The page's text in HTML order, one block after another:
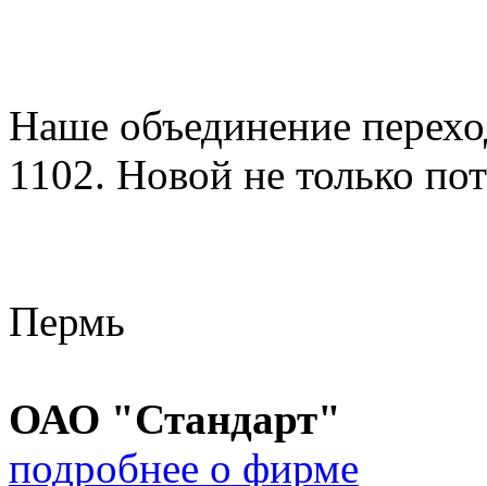
Наше объединение
1102. Новой не только
Пермь
ОАО "Стандарт"
подробнее о фирме